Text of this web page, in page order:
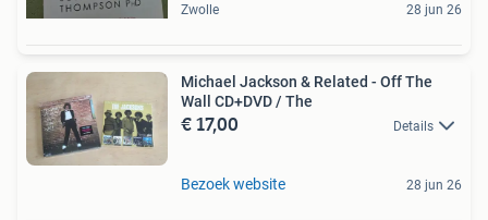
Zwolle 28 jun 26
Michael Jackson & Related - Off The
Wall CD+DVD / The
€ 17,00 Details
Bezoek website 28 jun 26